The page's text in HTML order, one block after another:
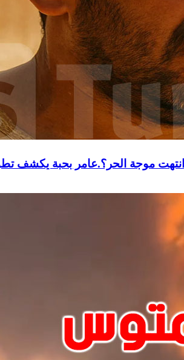
انتهت موجة الحر؟.عامر بحبة يكشف